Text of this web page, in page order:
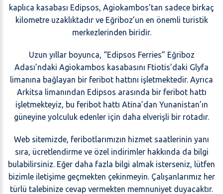
kaplıca kasabası Edipsos, Agiokambos’tan sadece birkaç
kilometre uzaklıktadır ve Eğriboz’un en önemli turistik
merkezlerinden biridir.
Uzun yıllar boyunca, “Edipsos Ferries” Eğriboz
Adası’ndaki Agiokambos kasabasını Ftiotis’daki Glyfa
limanına bağlayan bir feribot hattını işletmektedir. Ayrıca
Arkitsa limanından Edipsos arasında bir feribot hattı
işletmekteyiz, bu feribot hattı Atina’dan Yunanistan’ın
güneyine yolculuk edenler için daha elverişli bir rotadır.
Web sitemizde, feribotlarımızın hizmet saatlerinin yanı
sıra, ücretlendirme ve özel indirimler hakkında da bilgi
bulabilirsiniz. Eğer daha fazla bilgi almak isterseniz, lütfen
bizimle iletişime geçmekten çekinmeyin. Çalışanlarımız her
türlü talebinize cevap vermekten memnuniyet duyacaktır.